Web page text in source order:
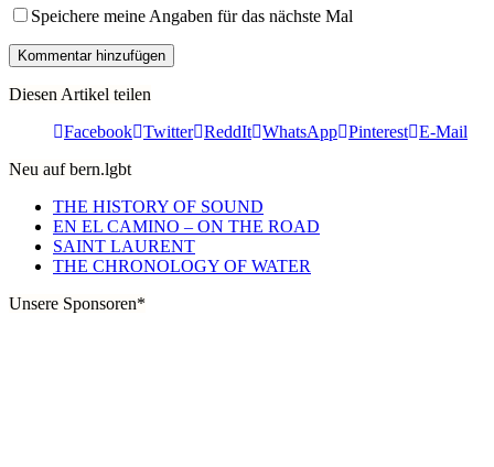
Speichere meine Angaben für das nächste Mal
Diesen Artikel teilen
Facebook Twitter ReddIt WhatsApp Pinterest E-Mail
Neu auf bern.lgbt
THE HISTORY OF SOUND
EN EL CAMINO – ON THE ROAD
SAINT LAURENT
THE CHRONOLOGY OF WATER
Unsere Sponsoren*